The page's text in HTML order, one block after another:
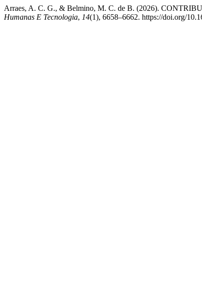
Arraes, A. C. G., & Belmino, M. C. de B. (2026).
Humanas E Tecnologia, 14(1), 6658–6662. https://doi.org/